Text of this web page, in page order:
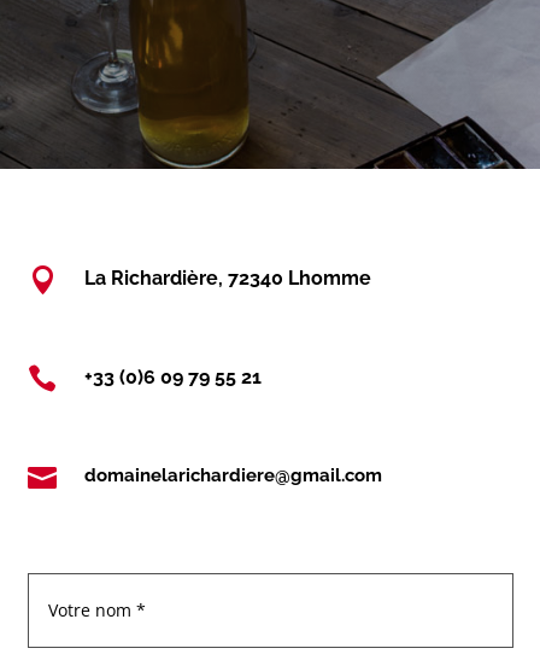
 La Richardière, 72340 Lhomme
 +33 (0)6 09 79 55 21
 domainelarichardiere@gmail.com